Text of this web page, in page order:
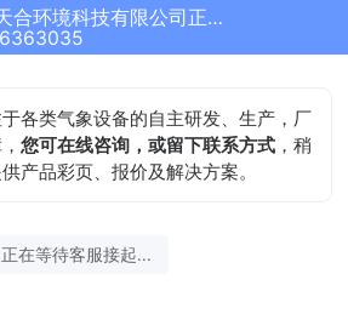
山东天合环境科技有限公司正在为您服务
各类气象设备的自主研发、生产，厂
您可在线咨询，或留下联系方式 ，稍
产品彩页、报价及解决方案。
正在等待客服接起...